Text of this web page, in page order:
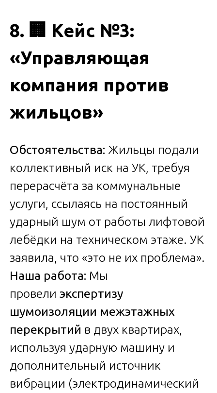
8. 🏢 Кейс №3:
«Управляющая
компания против
жильцов»
Обстоятельства: Жильцы подали
коллективный иск на УК, требуя
перерасчёта за коммунальные
услуги, ссылаясь на постоянный
ударный шум от работы лифтовой
лебёдки на техническом этаже. УК
заявила, что «это не их проблема».
Наша работа: Мы
провели экспертизу
шумоизоляции межэтажных
перекрытий в двух квартирах,
используя ударную машину и
дополнительный источник
вибрации (электродинамический